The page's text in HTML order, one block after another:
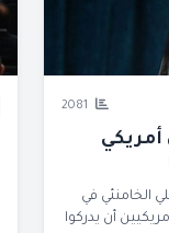
الخامنئي في
أن يدركوا